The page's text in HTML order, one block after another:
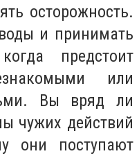
осторожность.
и принимать
предстоит
или
Вы вряд ли
чужих действий
они поступают